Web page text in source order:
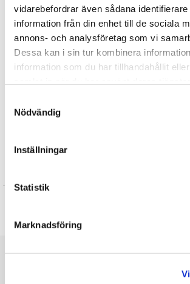
vidarebefordrar även sådana
information från din enhet till de sociala
annons- och analysföretag som vi
Dessa kan i sin tur kombinera
information som du har tillhandahållit
Nödvändig
Inställningar
Statistik
Marknadsföring
Upptäck mer
Påsk
Gott
Barngodis
Skapa eget påskägg
Till Barnens kalaspåse
Du är här